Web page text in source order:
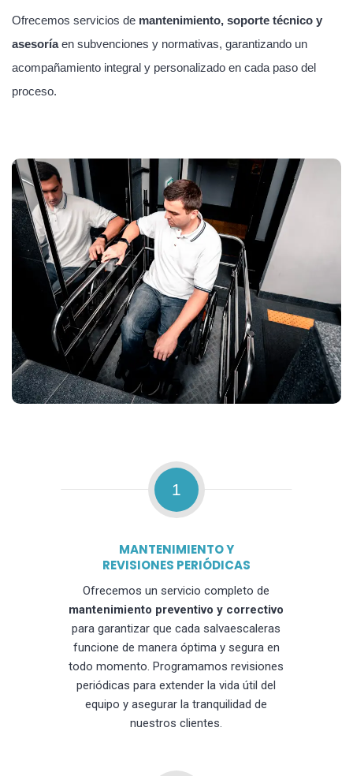
Ofrecemos servicios de mantenimiento, soporte técnico y
asesoríaen subvenciones y normativas, garantizando un
acompañamiento integral y personalizado en cada paso del
proceso.
1
MANTENIMIENTO Y
REVISIONES PERIÓDICAS
Ofrecemos un servicio completo de
mantenimiento preventivo y correctivo
para garantizar que cada salvaescaleras
funcione de manera óptima y segura en
todo momento. Programamos revisiones
periódicas para extender la vida útil del
equipo y asegurar la tranquilidad de
nuestros clientes.